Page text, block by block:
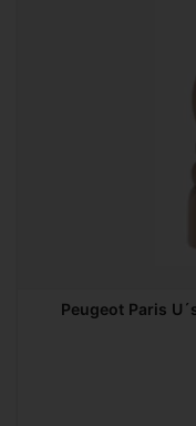
Peugeot Paris